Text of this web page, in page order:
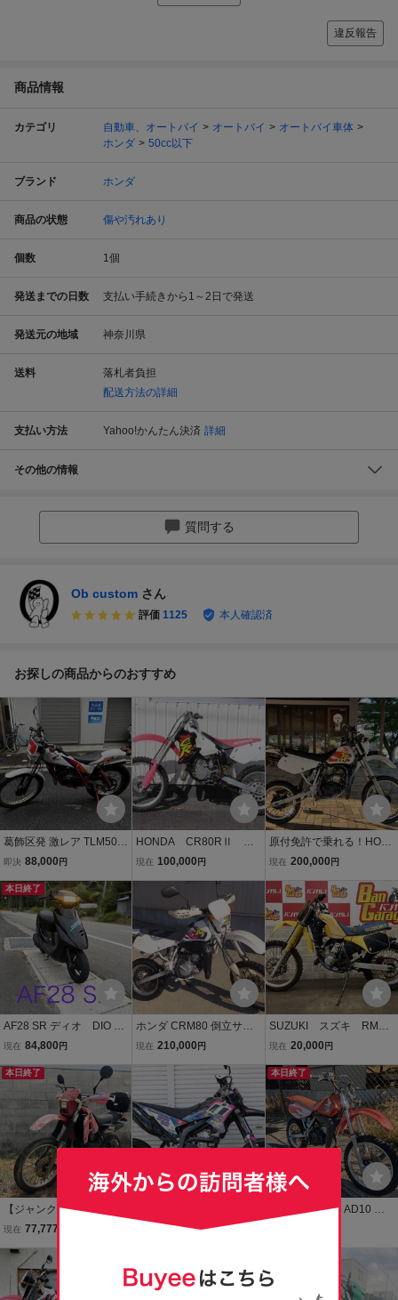
違反報告
商品情報
カテゴリ 自動車、オートバイ オートバイ
オートバイ車体
ホンダ
50cc以下
ブランド ホンダ
商品の状態 傷や汚れあり
個数 1個
発送までの日数 支払い手続きから1～2日で発送
発送元の地域 神奈川県
送料
落札者負担
配送方法の詳細
支払い方法 Yahoo!かんたん決済 詳細
その他の情報
質問する
Ob custom さん
評価 1125 本人確認済
お探しの商品からのおすすめ
葛飾区発 激レア TLM50 A
D07-1004546 不動 鍵な
即決 88,000 円
HONDA CR80RⅡ ２
スト 実働車 引き取り
現在 100,000 円
原付免許で乗れる！HON
DA CRM50 AD10 2st 実
キャブレターOH シート張
り替え 冷却水交換 動
画あり
現在 200,000 円
本日終了
AF28 SR ディオ DIO 岐
阜県 原付 バイク 綺
現在 84,800 円
ホンダ CRM80 倒立サス
2スト 作動確認 後期 リア
現在 210,000 円
SUZUKI スズキ RM12
5 RF14A 販売証明書
グ動画有り 売り切り 未整
備 現状車 バンガレ
現在 20,000 円
本日終了
【ジャンク】HONDA CR
M50 AD10 不動車 初爆未
ド 再生ベース レストア 書
類あり 開始価格77777円
売切りスタート！
現在 77,777
J) カスタム ブラック 綺麗
688,000円
本日終了
ホンダ CRM50 AD10 エ
HONDA CRM オフロード